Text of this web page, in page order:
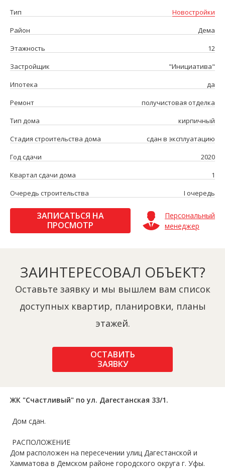
Тип
Новостройки
Район
Дема
Этажность
12
Застройщик
"Инициатива"
Ипотека
да
Ремонт
получистовая отделка
Тип дома
кирпичный
Стадия строительства дома
сдан в эксплуатацию
Год сдачи
2020
Квартал сдачи дома
1
Очередь строительства
I очередь
ЗАПИСАТЬСЯ НА
ПРОСМОТР
Персональный
менеджер
ЗАИНТЕРЕСОВАЛ ОБЪЕКТ?
Оставьте заявку и мы вышлем вам список
доступных квартир, планировки, планы
этажей.
ОСТАВИТЬ
ЗАЯВКУ
ЖК "Счастливый" по ул. Дагестанская 33/1.
Дом сдан.
РАСПОЛОЖЕНИЕ
Дом расположен на пересечении улиц Дагестанской и
Хамматова в Демском районе городского округа г. Уфы.